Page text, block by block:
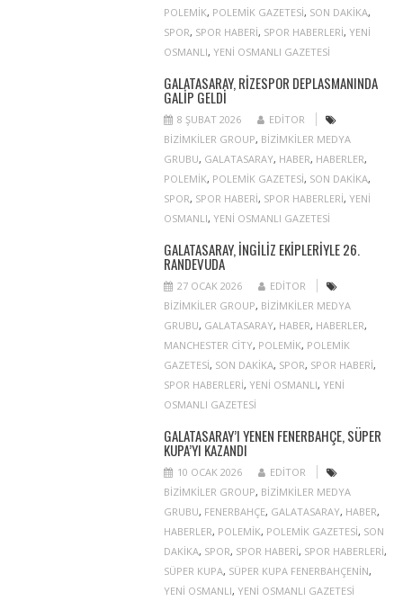
POLEMIK, POLEMIK GAZETESI, SON DAKIKA,
SPOR, SPOR HABERI, SPOR HABERLERI, YENI
OSMANLI, YENI OSMANLI GAZETESI
GALATASARAY, RIZESPOR DEPLASMANINDA
GALIP GELDI
8 ŞUBAT 2026
EDITOR
BIZIMKILER GROUP, BIZIMKILER MEDYA
GRUBU, GALATASARAY, HABER, HABERLER,
POLEMIK, POLEMIK GAZETESI, SON DAKIKA,
SPOR, SPOR HABERI, SPOR HABERLERI, YENI
OSMANLI, YENI OSMANLI GAZETESI
GALATASARAY, İNGILIZ EKIPLERIYLE 26.
RANDEVUDA
27 OCAK 2026
EDITOR
BIZIMKILER GROUP, BIZIMKILER MEDYA
GRUBU, GALATASARAY, HABER, HABERLER,
MANCHESTER CITY, POLEMIK, POLEMIK
GAZETESI, SON DAKIKA, SPOR, SPOR HABERI,
SPOR HABERLERI, YENI OSMANLI, YENI
OSMANLI GAZETESI
GALATASARAY’I YENEN FENERBAHÇE, SÜPER
KUPA’YI KAZANDI
10 OCAK 2026
EDITOR
BIZIMKILER GROUP, BIZIMKILER MEDYA
GRUBU, FENERBAHÇE, GALATASARAY, HABER,
HABERLER, POLEMIK, POLEMIK GAZETESI, SON
DAKIKA, SPOR, SPOR HABERI, SPOR HABERLERI,
SÜPER KUPA, SÜPER KUPA FENERBAHÇENIN,
YENI OSMANLI, YENI OSMANLI GAZETESI